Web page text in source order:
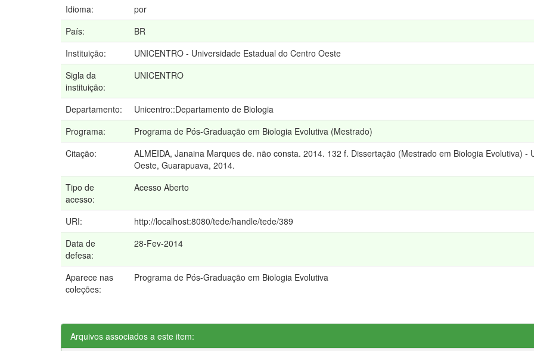
Idioma:
por
País:
BR
Instituição:
UNICENTRO - Universidade Estadual do Centro Oeste
Sigla da
instituição:
UNICENTRO
Departamento:
Unicentro::Departamento de Biologia
Programa:
Programa de Pós-Graduação em Biologia Evolutiva (Mestrado)
Citação:
ALMEIDA, Janaina Marques de. não consta. 2014. 132 f. Dissertação (Mestrado em Biologia Evolutiva) -
Oeste, Guarapuava, 2014.
Tipo de
acesso:
Acesso Aberto
URI:
http://localhost:8080/tede/handle/tede/389
Data de
defesa:
28-Fev-2014
Aparece nas
coleções:
Programa de Pós-Graduação em Biologia Evolutiva
Arquivos associados a este item: